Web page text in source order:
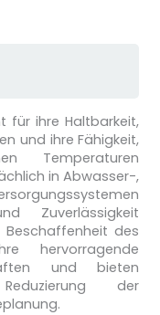
für ihre Haltbarkeit,
und ihre Fähigkeit,
Temperaturen
in Abwasser-,
Zuverlässigkeit
des
hervorragende
und bieten
der